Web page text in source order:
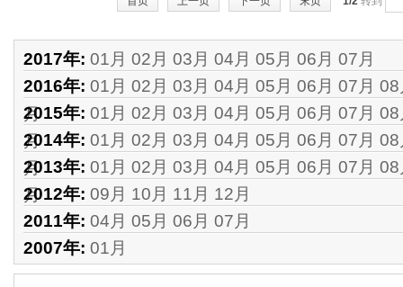
2017年: 01月 02月 03月 04月 05月 06月 07月
2016年: 01月 02月 03月 04月 05月 06月 07月 08
月
2015年: 01月 02月 03月 04月 05月 06月 07月 08
月
2014年: 01月 02月 03月 04月 05月 06月 07月 08
月
2013年: 01月 02月 03月 04月 05月 06月 07月 08
月
2012年: 09月 10月 11月 12月
2011年: 04月 05月 06月 07月
2007年: 01月